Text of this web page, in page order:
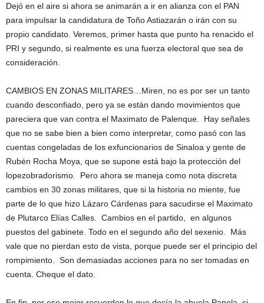
Dejó en el aire si ahora se animarán a ir en alianza con el PAN
para impulsar la candidatura de Toño Astiazarán o irán con su
propio candidato. Veremos, primer hasta que punto ha renacido el
PRI y segundo, si realmente es una fuerza electoral que sea de
consideración.
CAMBIOS EN ZONAS MILITARES…Miren, no es por ser un tanto
cuando desconfiado, pero ya se están dando movimientos que
pareciera que van contra el Maximato de Palenque. Hay señales
que no se sabe bien a bien como interpretar, como pasó con las
cuentas congeladas de los exfuncionarios de Sinaloa y gente de
Rubén Rocha Moya, que se supone está bajo la protección del
lopezobradorismo. Pero ahora se maneja como nota discreta
cambios en 30 zonas militares, que si la historia no miente, fue
parte de lo que hizo Lázaro Cárdenas para sacudirse el Maximato
de Plutarco Elías Calles. Cambios en el partido, en algunos
puestos del gabinete. Todo en el segundo año del sexenio. Más
vale que no pierdan esto de vista, porque puede ser el principio del
rompimiento. Son demasiadas acciones para no ser tomadas en
cuenta. Cheque el dato.